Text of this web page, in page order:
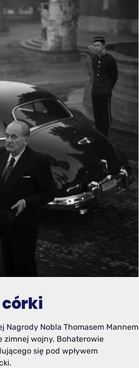
córki
Nagrody Nobla Thomasem Mannem
zimnej wojny. Bohaterowie
się pod wpływem